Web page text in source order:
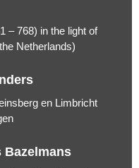
– 768) in the light of
Netherlands)
en Limbricht
Bazelmans